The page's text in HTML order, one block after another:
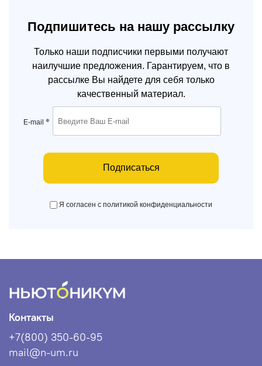
Подпишитесь на нашу рассылку
Только наши подписчики первыми получают
наилучшие предложения. Гарантируем, что в
рассылке Вы найдете для себя только
качественный материал.
E-mail *
Подписаться
Я согласен с политикой конфиденциальности
Контакты
+7(800) 350-60-95
mail@n-um.ru